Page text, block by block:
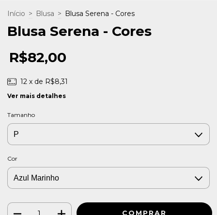
Início > Blusa > Blusa Serena - Cores
Blusa Serena - Cores
R$82,00
12 x de R$8,31
Ver mais detalhes
Tamanho
Cor